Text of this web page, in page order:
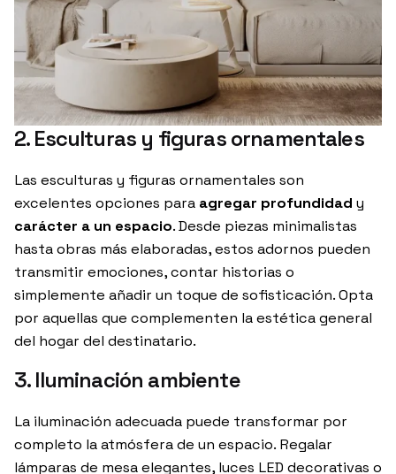
2. Esculturas y figuras ornamentales
Las esculturas y figuras ornamentales son
excelentes opciones para agregar profundidad y
carácter a un espacio. Desde piezas minimalistas
hasta obras más elaboradas, estos adornos pueden
transmitir emociones, contar historias o
simplemente añadir un toque de sofisticación. Opta
por aquellas que complementen la estética general
del hogar del destinatario.
3. Iluminación ambiente
La iluminación adecuada puede transformar por
completo la atmósfera de un espacio. Regalar
lámparas de mesa elegantes, luces LED decorativas o